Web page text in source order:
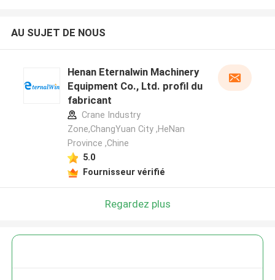
AU SUJET DE NOUS
Henan Eternalwin Machinery
Equipment Co., Ltd. profil du
fabricant
Crane Industry
Zone,ChangYuan City ,HeNan
Province ,Chine
5.0
Fournisseur vérifié
Regardez plus